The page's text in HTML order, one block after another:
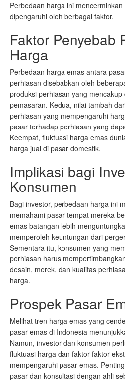
Perbedaan harga ini
dipengaruhi oleh berbagai faktor.
Faktor Penyebab
Harga
Perbedaan harga emas antara
perhiasan disebabkan oleh
produksi perhiasan yang
pemasaran. Kedua, nilai tambah
perhiasan yang mempengaruhi
pasar terhadap perhiasan yang
Keempat, fluktuasi harga emas
harga jual di pasar domestik.
Implikasi bagi
Konsumen
Bagi investor, perbedaan harga ini
memahami pasar tempat mereka
emas batangan lebih
memperoleh keuntungan dari
Sementara itu, konsumen yang
perhiasan harus
desain, merek, dan kualitas
harga.
Prospek Pasar
Melihat tren harga emas yang
pasar emas di Indonesia
Namun, investor dan konsumen
fluktuasi harga dan faktor-faktor
mempengaruhi pasar emas.
pasar dan konsultasi dengan ahli